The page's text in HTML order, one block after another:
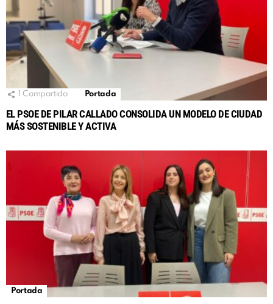
Compartido Portada
EL PSOE DE PILAR CALLADO CONSOLIDA UN MODELO DE CIUDAD
MÁS SOSTENIBLE Y ACTIVA
Portada